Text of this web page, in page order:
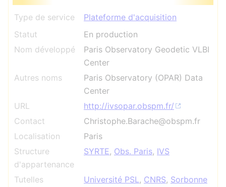
Type de service
Plateforme d'acquisition
Statut
En production
Nom développé
Paris Observatory Geodetic VLBI
Center
Autres noms
Paris Observatory (OPAR) Data
Center
URL
http://ivsopar.obspm.fr/
Contact
Christophe.Barache@obspm.fr
Localisation
Paris
Structure
d'appartenance
SYRTE, Obs. Paris, IVS
Tutelles Université PSL, CNRS, Sorbonne